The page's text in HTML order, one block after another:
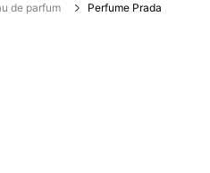
de parfum Perfume Prada